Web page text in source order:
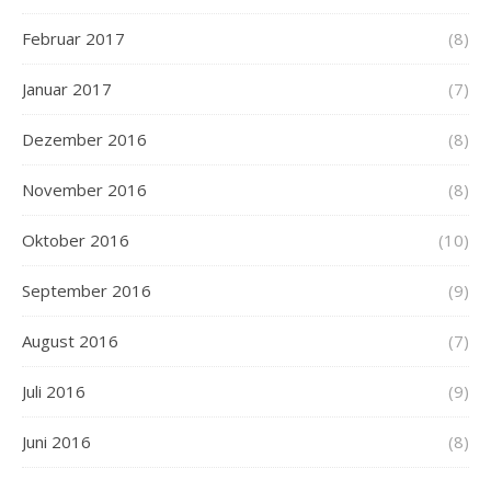
Februar 2017 (8)
Januar 2017 (7)
Dezember 2016 (8)
November 2016 (8)
Oktober 2016 (10)
September 2016 (9)
August 2016 (7)
Juli 2016 (9)
Juni 2016 (8)